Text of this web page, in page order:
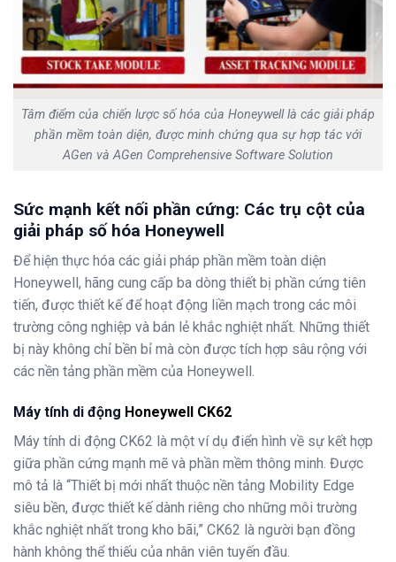
Tâm điểm của chiến lược số hóa của Honeywell là các giải pháp
phần mềm toàn diện, được minh chứng qua sự hợp tác với
AGen và AGen Comprehensive Software Solution
Sức mạnh kết nối phần cứng: Các trụ cột của
giải pháp số hóa Honeywell
Để hiện thực hóa các giải pháp phần mềm toàn diện
Honeywell, hãng cung cấp ba dòng thiết bị phần cứng tiên
tiến, được thiết kế để hoạt động liền mạch trong các môi
trường công nghiệp và bán lẻ khắc nghiệt nhất. Những thiết
bị này không chỉ bền bỉ mà còn được tích hợp sâu rộng với
các nền tảng phần mềm của Honeywell.
Máy tính di động Honeywell CK62
Máy tính di động CK62 là một ví dụ điển hình về sự kết hợp
giữa phần cứng mạnh mẽ và phần mềm thông minh. Được
mô tả là “Thiết bị mới nhất thuộc nền tảng Mobility Edge
siêu bền, được thiết kế dành riêng cho những môi trường
khắc nghiệt nhất trong kho bãi,” CK62 là người bạn đồng
hành không thể thiếu của nhân viên tuyến đầu.